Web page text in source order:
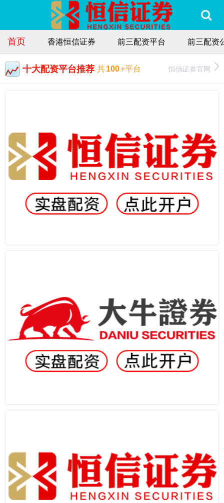
首页 香港恒信证券 前三配资平台 前三配资
十大配资平台推荐 共100+平台 恒信证券官网